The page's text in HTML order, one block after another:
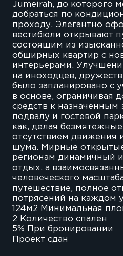
Jumeirah, до которого
добраться по
проходу. Элегантно
вестибюли открывают
состоящим из
обширных квартир с
интерьерами.
на иноходцев,
было запланировано с
в основе, ограничивая
средств к назначенным
подвалу и гостевой
как, делая
отсутствием движения
шума. Мирные
регионам динамичный
отдых, а
человеческого
путешествие, полное
потрясений на каждом
124м2 Минимальная
2 Количество спален
5% При бронировании
Проект сдан